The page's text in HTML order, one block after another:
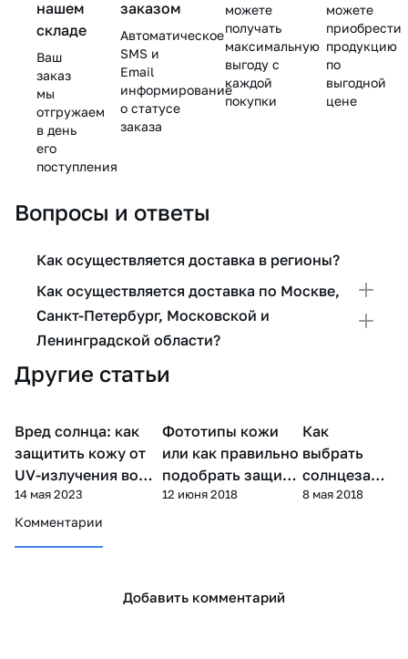
нашем
складе
Ваш
заказ
мы
отгружаем
в день
его
поступления
заказом
Автоматическое
SMS и
Email
информирование
о статусе
заказа
можете
получать
максимальную
выгоду с
каждой
покупки
можете
приобрести
продукцию
по
выгодной
цене
Вопросы и ответы
Как осуществляется доставка в регионы?
Как осуществляется доставка по Москве,
Санкт-Петербург, Московской и
Ленинградской области?
Другие статьи
Уход за лицом
Вред солнца: как
защитить кожу от
UV-излучения во
время отпуска
14 мая 2023
Уход за телом
Фототипы кожи
или как правильно
подобрать защиту
от солнца
12 июня 2018
Уход за
лицом
Как
выбрать
солнцезащи
тный крем с
8 мая 2018
Комментарии
Добавить комментарий